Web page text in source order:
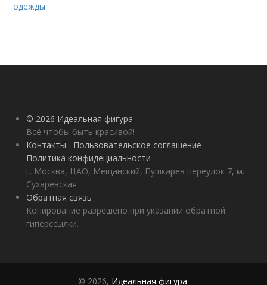
одежды
© 2026 Идеальная фигура
Всё чтобы быть красивой!
Контакты
Пользовательское соглашение
Политика конфидециальности
г. Москва, ЦАО, Мещанский, Пушкарев переулок 7, м.
Сухаревская
Обратная связь
Копирование разрешено при указании обратной
гиперссылки.
© 2026, Идеальная фигура.